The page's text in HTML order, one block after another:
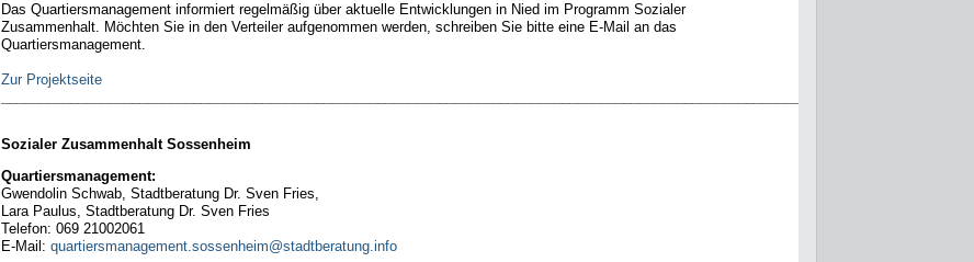
Das Quartiersmanagement informiert regelmäßig über aktuelle Entwicklungen in Nied im Programm Sozialer
Zusammenhalt. Möchten Sie in den Verteiler aufgenommen werden, schreiben Sie bitte eine E-Mail an das
Quartiersmanagement.
Zur Projektseite
Sozialer Zusammenhalt Sossenheim
Quartiersmanagement:
Gwendolin Schwab, Stadtberatung Dr. Sven Fries,
Lara Paulus, Stadtberatung Dr. Sven Fries
Telefon: 069 21002061
E-Mail: quartiersmanagement.sossenheim@stadtberatung.info